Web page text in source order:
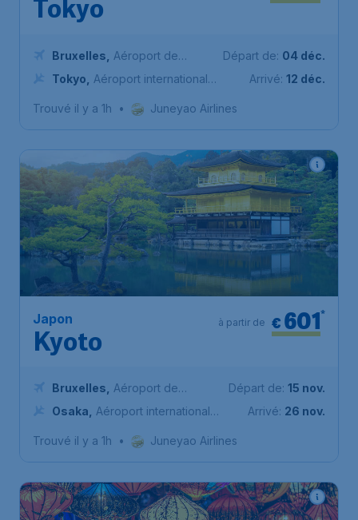
Tokyo
Bruxelles
Aéroport de
Bruxelles-National
Tokyo
Aéroport international
Départ de: 04 déc.
Arrivé: 12 déc.
Trouvé il y a 1h • Juneyao Airlines
Japon
Kyoto
€ 601*
à partir de
Bruxelles
Aéroport de
Bruxelles-National
Osaka
Aéroport international
Départ de: 15 nov.
Arrivé: 26 nov.
Trouvé il y a 1h • Juneyao Airlines